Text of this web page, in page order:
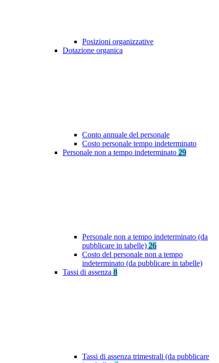
Posizioni organizzative
Dotazione organica
Conto annuale del personale
Costo personale tempo indeterminato
Personale non a tempo indeterminato 29
Personale non a tempo indeterminato (da
pubblicare in tabelle) 26
Costo del personale non a tempo
indeterminato (da pubblicare in tabelle)
Tassi di assenza 8
Tassi di assenza trimestrali (da pubblicare